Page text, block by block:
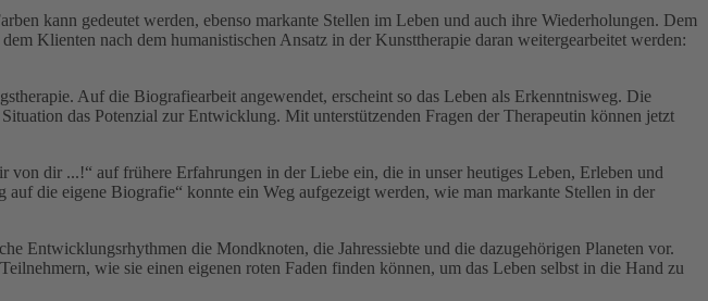
kann gedeutet werden, ebenso markante Stellen im Leben und auch ihre Wiederholungen. Dem
Klienten nach dem humanistischen Ansatz in der Kunsttherapie daran weitergearbeitet werden:
Auf die Biografiearbeit angewendet, erscheint so das Leben als Erkenntnisweg. Die
das Potenzial zur Entwicklung. Mit unterstützenden Fragen der Therapeutin können jetzt
dir ...!“ auf frühere Erfahrungen in der Liebe ein, die in unser heutiges Leben, Erleben und
die eigene Biografie“ konnte ein Weg aufgezeigt werden, wie man markante Stellen in der
Entwicklungsrhythmen die Mondknoten, die Jahressiebte und die dazugehörigen Planeten vor.
wie sie einen eigenen roten Faden finden können, um das Leben selbst in die Hand zu